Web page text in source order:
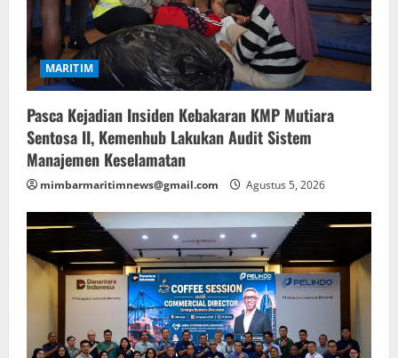
MARITIM
Pasca Kejadian Insiden Kebakaran KMP Mutiara
Sentosa II, Kemenhub Lakukan Audit Sistem
Manajemen Keselamatan
mimbarmaritimnews@gmail.com Agustus 5, 2026